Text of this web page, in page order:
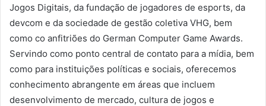
Jogos Digitais, da fundação de jogadores de esports, da
devcom e da sociedade de gestão coletiva VHG, bem
como co anfitriões do German Computer Game Awards.
Servindo como ponto central de contato para a mídia, bem
como para instituições políticas e sociais, oferecemos
conhecimento abrangente em áreas que incluem
desenvolvimento de mercado, cultura de jogos e